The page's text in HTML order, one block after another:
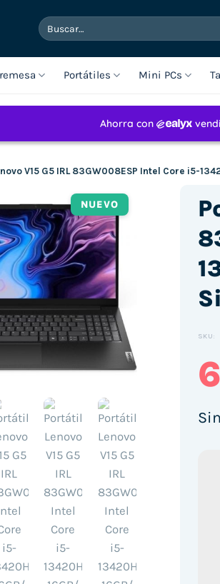
Buscar
por:
Portátiles Mini PCs
V15 G5 IRL 83GW008ESP Intel Core i5-
NUEVO
SKU: